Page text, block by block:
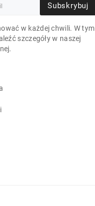
Subskrybuj
w każdej chwili. W tym
szczegóły w naszej